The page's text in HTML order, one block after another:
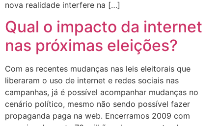
nova realidade interfere na […]
Qual o impacto da internet
nas próximas eleições?
Com as recentes mudanças nas leis eleitorais que
liberaram o uso de internet e redes sociais nas
campanhas, já é possível acompanhar mudanças no
cenário político, mesmo não sendo possível fazer
propaganda paga na web. Encerramos 2009 com